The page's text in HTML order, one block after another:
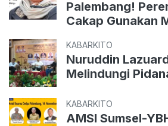
Palembang!
Cakap Gunakan
KABARKITO
Nuruddin
Melindungi
KABARKITO
AMSI Sumsel-